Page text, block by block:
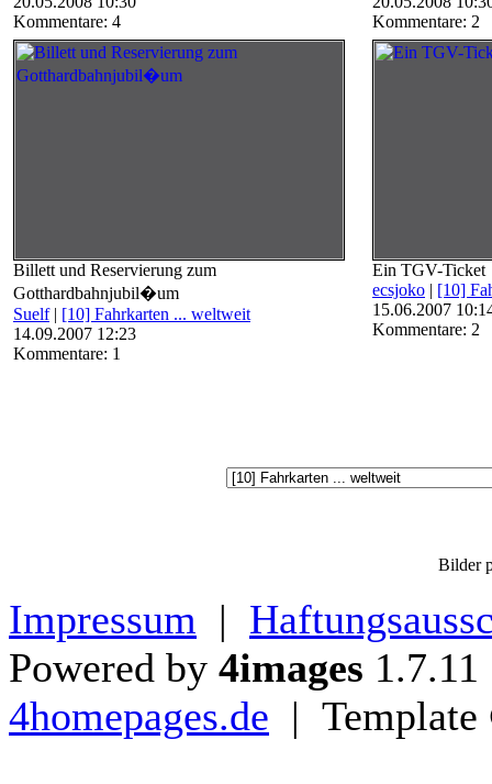
Kommentare: 4
Kommentare: 2
Billett und Reservierung zum
Gotthardbahnjubil�um
Suelf| [10] Fahrkarten ... weltweit
14.09.2007 12:23
Kommentare: 1
Ein TGV-Ticket
ecsjoko | [10]
15.06.2007
Kommentare: 2
Bilder
Impressum |
Powered by 4images
4homepages.de |